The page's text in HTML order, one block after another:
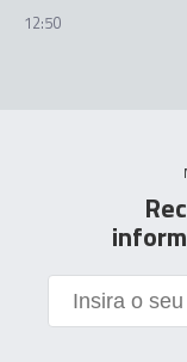
12:50